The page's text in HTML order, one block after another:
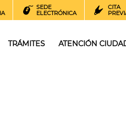
SEDE
ELECTRÓNICA
CITA
TRÁMITES ATENCIÓN